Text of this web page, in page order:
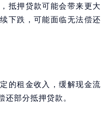
抵押贷款可能会带来更大
下跌，可能面临无法偿还
的租金收入，缓解现金流
还部分抵押贷款。